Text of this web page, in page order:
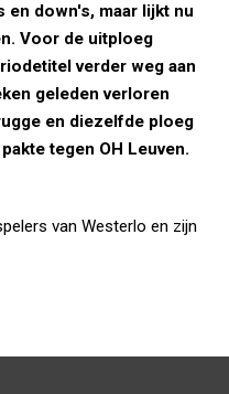
en down's, maar lijkt nu
Voor de uitploeg
verder weg aan
geleden verloren
en diezelfde ploeg
tegen OH Leuven.
van Westerlo en zijn